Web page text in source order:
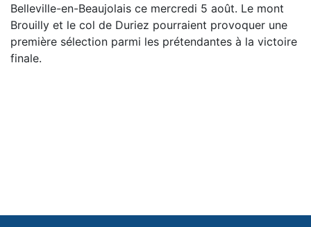
Belleville-en-Beaujolais ce mercredi 5 août. Le mont
Brouilly et le col de Duriez pourraient provoquer une
première sélection parmi les prétendantes à la victoire
finale.